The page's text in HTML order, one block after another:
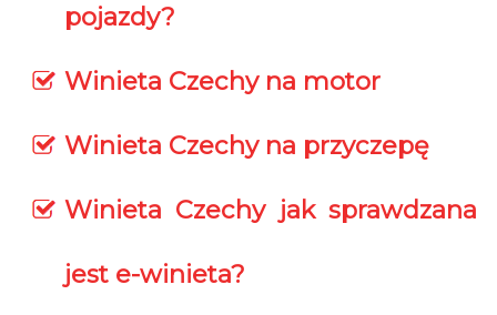
pojazdy?
Winieta Czechy na motor
Winieta Czechy na przyczepę
Winieta Czechy jak sprawdzana
jest e-winieta?